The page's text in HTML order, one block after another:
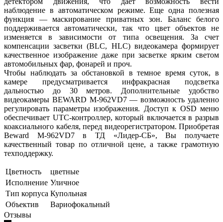
наблюдение в автоматическом режиме. Еще одна полезная
функция — маскирование приватных зон. Баланс белого
поддерживается автоматически, так что цвет объектов не
изменяется в зависимости от типа освещения. За счет
компенсации засветки (BLC, HLC) видеокамера формирует
качественное изображение даже при засветке ярким светом
автомобильных фар, фонарей и проч.
Чтобы наблюдать за обстановкой в темное время суток, в
камере предусматривается инфракрасная подсветка
дальностью до 30 метров. Дополнительные удобство
видеокамеры BEWARD M-962VD7 — возможность удаленно
регулировать параметры изображения. Доступ к OSD меню
обеспечивает UTC-контроллер, который включается в разрыв
коаксиального кабеля, перед видеорегистратором. Приобретая
Beward M-962VD7 в ТД «Лидер-СБ», Вы получаете
качественный товар по отличной цене, а также грамотную
техподдержку.
Цветность
цветные
Исполнение Уличное
Тип корпуса Купольная
Объектив
Вариофокальный
Отзывы